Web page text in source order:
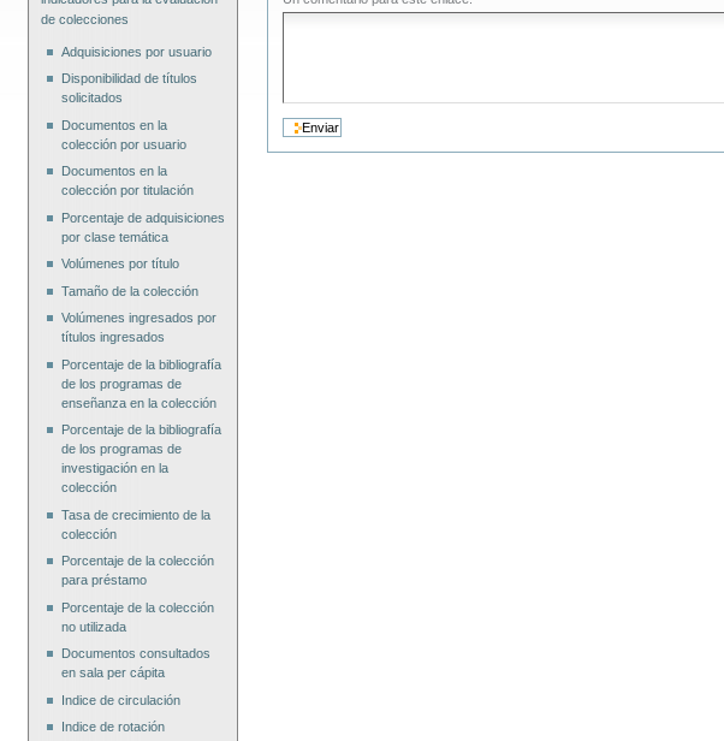
de colecciones
Adquisiciones por usuario
Disponibilidad de títulos
solicitados
Documentos en la
colección por usuario
Documentos en la
colección por titulación
Porcentaje de adquisiciones
por clase temática
Volúmenes por título
Tamaño de la colección
Volúmenes ingresados por
títulos ingresados
Porcentaje de la bibliografía
de los programas de
enseñanza en la colección
Porcentaje de la bibliografía
de los programas de
investigación en la
colección
Tasa de crecimiento de la
colección
Porcentaje de la colección
para préstamo
Porcentaje de la colección
no utilizada
Documentos consultados
en sala per cápita
Indice de circulación
Indice de rotación